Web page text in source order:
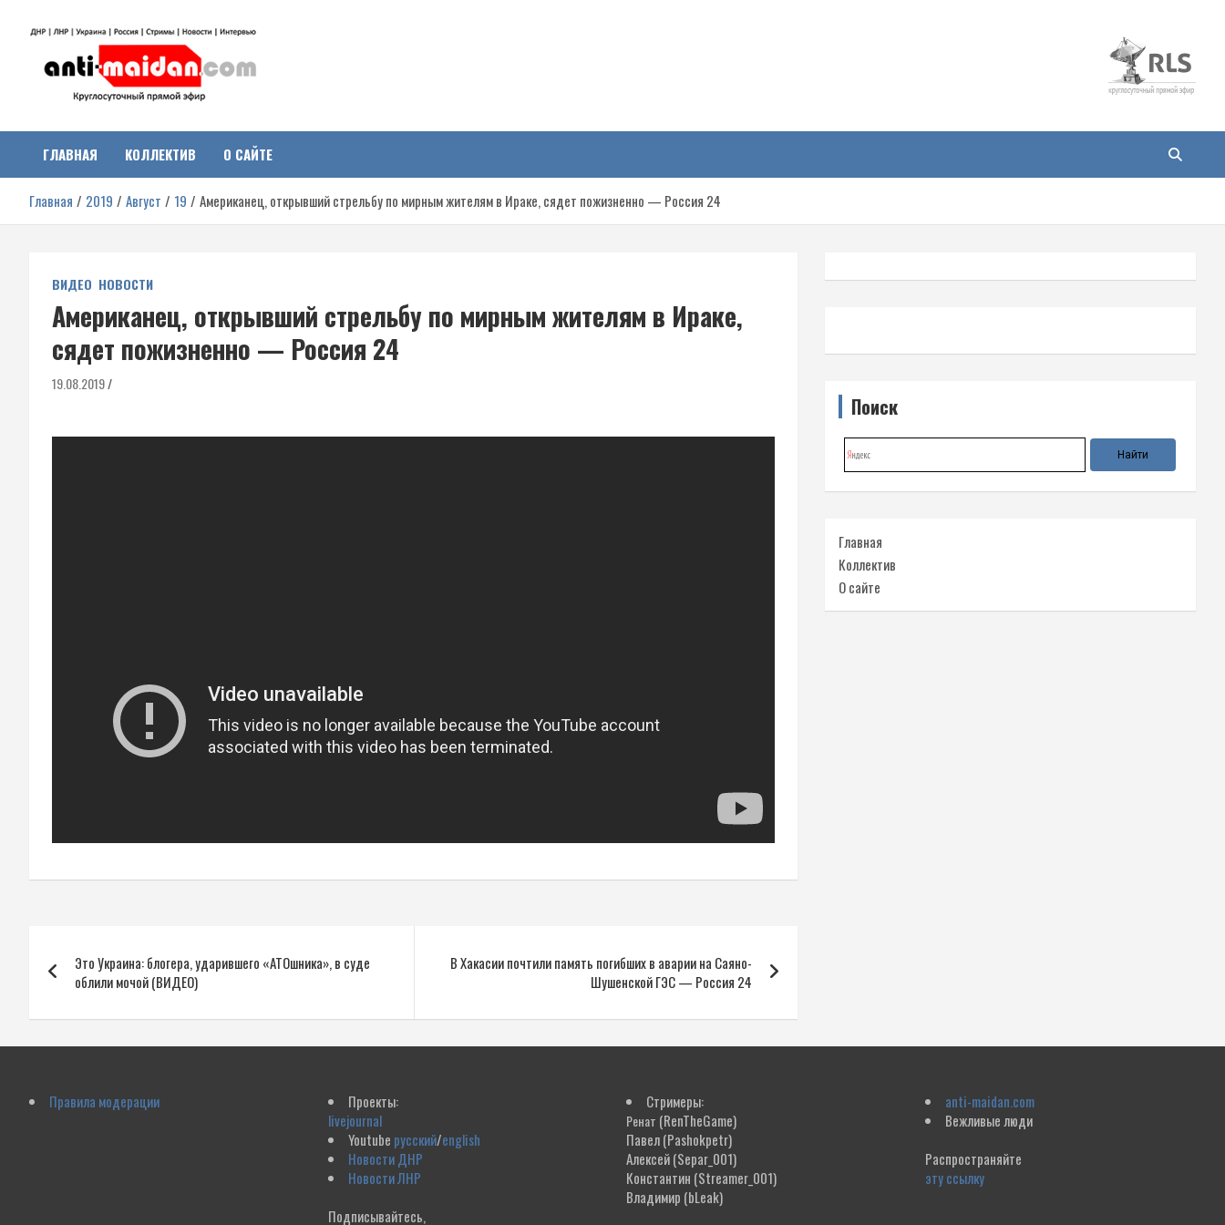
Антимайдан:
Гражданская война на
Украине
о гражданской войне на Украине, включая события в Новороссии,
ДНР, ЛНР и других регионах.
ГЛАВНАЯ КОЛЛЕКТИВ О САЙТЕ
Главная 2019 Август 19 Американец, открывший стрельбу по мирным жителям в Ираке, сядет пожизненно — Россия 24
ВИДЕО НОВОСТИ
Американец, открывший стрельбу по мирным жителям в Ираке,
сядет пожизненно — Россия 24
19.08.2019
по
записям
Это Украина: блогера, ударившего «АТОшника», в суде
облили мочой (ВИДЕО)
В Хакасии почтили память погибших в аварии на Саяно-
Шушенской ГЭС — Россия 24
Поиск
Главная
Коллектив
О сайте
Правила модерации
Проекты:
livejournal
Youtube русский/english
Новости ДНР
Новости ЛНР
Подписывайтесь,
Стримеры:
Ренат (RenTheGame)
Павел(Pashokpetr)
Алексей(Separ_001)
Константин (Streamer_001)
Владимир (bLeak)
anti-maidan.com
Вежливые люди
Распространяйте
эту ссылку